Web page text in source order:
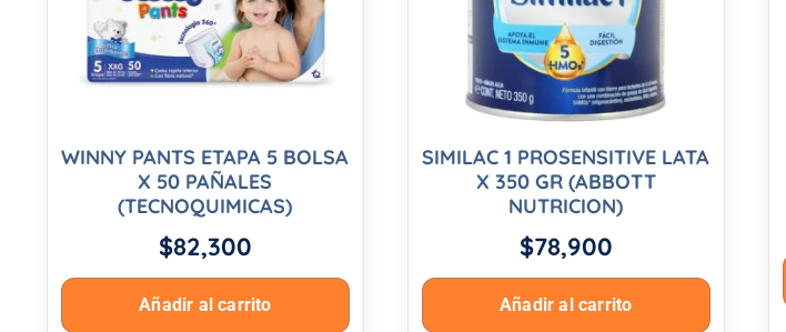
WINNY PANTS ETAPA 5 BOLSA
X 50 PAÑALES
(TECNOQUIMICAS)
$82,300
Añadir al carrito
SIMILAC 1 PROSENSITIVE LATA
X 350 GR (ABBOTT
NUTRICION)
$78,900
Añadir al carrito